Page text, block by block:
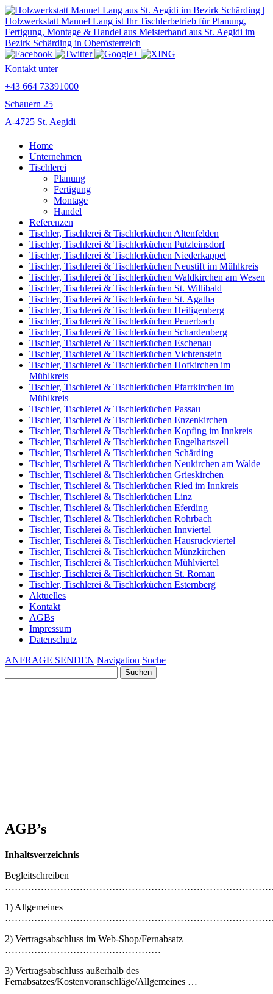
Kontakt unter
+43 664 73391000
Schauern 25
A-4725 St. Aegidi
Home
Unternehmen
Tischlerei
Planung
Fertigung
Montage
Handel
Referenzen
Tischler, Tischlerei & Tischlerküchen Altenfelden
Tischler, Tischlerei & Tischlerküchen Putzleinsdorf
Tischler, Tischlerei & Tischlerküchen Niederkappel
Tischler, Tischlerei & Tischlerküchen Neustift im Mühlkreis
Tischler, Tischlerei & Tischlerküchen Waldkirchen am Wesen
Tischler, Tischlerei & Tischlerküchen St. Willibald
Tischler, Tischlerei & Tischlerküchen St. Agatha
Tischler, Tischlerei & Tischlerküchen Heiligenberg
Tischler, Tischlerei & Tischlerküchen Peuerbach
Tischler, Tischlerei & Tischlerküchen Schardenberg
Tischler, Tischlerei & Tischlerküchen Eschenau
Tischler, Tischlerei & Tischlerküchen Vichtenstein
Tischler, Tischlerei & Tischlerküchen Hofkirchen im
Mühlkreis
Tischler, Tischlerei & Tischlerküchen Pfarrkirchen im
Mühlkreis
Tischler, Tischlerei & Tischlerküchen Passau
Tischler, Tischlerei & Tischlerküchen Enzenkirchen
Tischler, Tischlerei & Tischlerküchen Kopfing im Innkreis
Tischler, Tischlerei & Tischlerküchen Engelhartszell
Tischler, Tischlerei & Tischlerküchen Schärding
Tischler, Tischlerei & Tischlerküchen Neukirchen am Walde
Tischler, Tischlerei & Tischlerküchen Grieskirchen
Tischler, Tischlerei & Tischlerküchen Ried im Innkreis
Tischler, Tischlerei & Tischlerküchen Linz
Tischler, Tischlerei & Tischlerküchen Eferding
Tischler, Tischlerei & Tischlerküchen Rohrbach
Tischler, Tischlerei & Tischlerküchen Innviertel
Tischler, Tischlerei & Tischlerküchen Hausruckviertel
Tischler, Tischlerei & Tischlerküchen Münzkirchen
Tischler, Tischlerei & Tischlerküchen Mühlviertel
Tischler, Tischlerei & Tischlerküchen St. Roman
Tischler, Tischlerei & Tischlerküchen Esternberg
Aktuelles
Kontakt
AGBs
Impressum
Datenschutz
ANFRAGE SENDEN Navigation Suche
nach:
AGB’s
Inhaltsverzeichnis
Begleitschreiben
1) Allgemeines
2) Vertragsabschluss im Web-Shop/Fernabsatz
…………………………………………
3) Vertragsabschluss außerhalb des
Fernabsatzes/Kostenvoranschläge/Allgemeines …